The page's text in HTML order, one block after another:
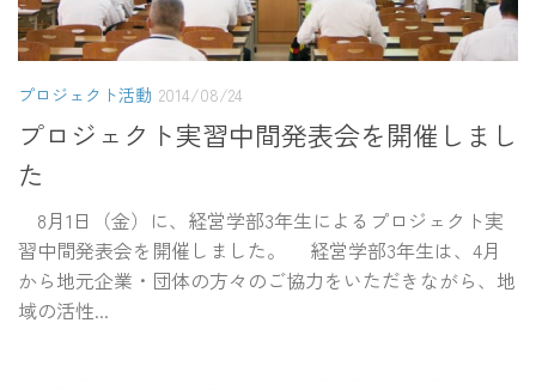
プロジェクト活動 2014/08/24
プロジェクト実習中間発表会を開催しまし
た
8月1日（金）に、経営学部3年生によるプロジェクト実
習中間発表会を開催しました。 経営学部3年生は、4月
から地元企業・団体の方々のご協力をいただきながら、地
域の活性...